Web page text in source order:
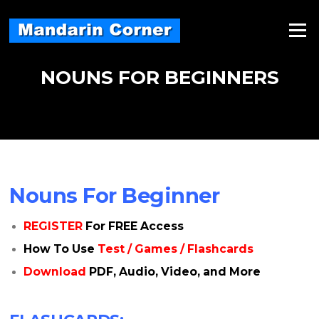
content
Menu
NOUNS FOR BEGINNERS
Nouns For Beginner
REGISTER For FREE Access
How To Use Test / Games / Flashcards
Download PDF, Audio, Video, and More